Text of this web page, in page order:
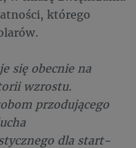
którego
się obecnie na
wzrostu.
przodującego
dla start-